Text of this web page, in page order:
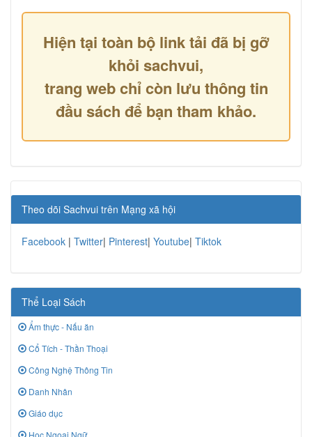
Hiện tại toàn bộ link tải đã bị gỡ
khỏi sachvui,
trang web chỉ còn lưu thông tin
đầu sách để bạn tham khảo.
Theo dõi Sachvui trên Mạng xã hội
Facebook | Twitter| Pinterest| Youtube| Tiktok
Thể Loại Sách
Ẩm thực - Nấu ăn
Cổ Tích - Thần Thoại
Công Nghệ Thông Tin
Danh Nhân
Giáo dục